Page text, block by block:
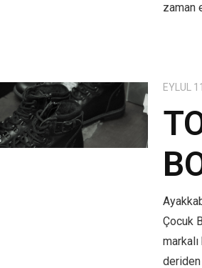
zaman
EYLÜL
Çocuk
deriden